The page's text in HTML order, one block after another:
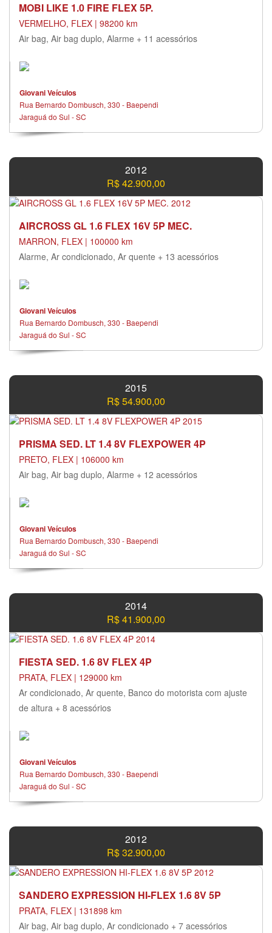
MOBI LIKE 1.0 FIRE FLEX 5P.
VERMELHO, FLEX | 98200 km
Air bag, Air bag duplo, Alarme + 11 acessórios
Giovani Veículos
Rua Bernardo Dombusch, 330 - Baependi
Jaraguá do Sul - SC
2012
R$ 42.900,00
AIRCROSS GL 1.6 FLEX 16V 5P MEC.
MARRON, FLEX | 100000 km
Alarme, Ar condicionado, Ar quente + 13 acessórios
Giovani Veículos
Rua Bernardo Dombusch, 330 - Baependi
Jaraguá do Sul - SC
2015
R$ 54.900,00
PRISMA SED. LT 1.4 8V FLEXPOWER 4P
PRETO, FLEX | 106000 km
Air bag, Air bag duplo, Alarme + 12 acessórios
Giovani Veículos
Rua Bernardo Dombusch, 330 - Baependi
Jaraguá do Sul - SC
2014
R$ 41.900,00
FIESTA SED. 1.6 8V FLEX 4P
PRATA, FLEX | 129000 km
Ar condicionado, Ar quente, Banco do motorista com ajuste
de altura + 8 acessórios
Giovani Veículos
Rua Bernardo Dombusch, 330 - Baependi
Jaraguá do Sul - SC
2012
R$ 32.900,00
SANDERO EXPRESSION HI-FLEX 1.6 8V 5P
PRATA, FLEX | 131898 km
Air bag, Air bag duplo, Ar condicionado + 7 acessórios